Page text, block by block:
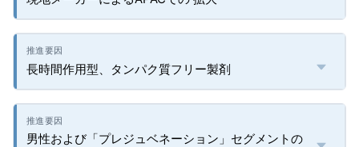
長時間作用型、タンパク質フリー製剤
男性および「プレジュベネーション」セグメントの